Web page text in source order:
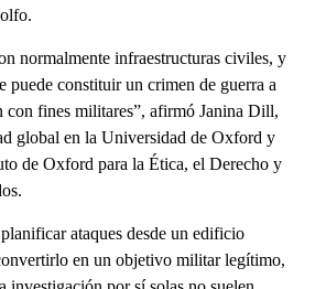
normalmente infraestructuras civiles, y
puede constituir un crimen de guerra a
con fines militares”, afirmó Janina Dill,
global en la Universidad de Oxford y
de Oxford para la Ética, el Derecho y
ataques desde un edificio
en un objetivo militar legítimo,